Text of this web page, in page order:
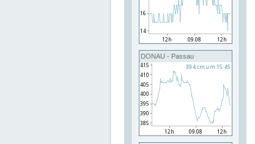
DONAU - Passau